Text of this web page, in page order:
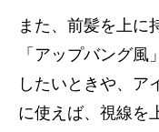
また、前髪を上に
「アップバング
したいときや、ア
に使えば、視線を